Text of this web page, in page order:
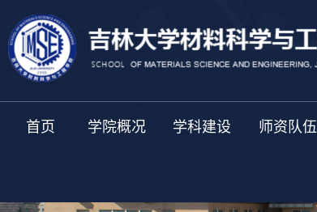
首页 学院概况 学科建设 师资队伍